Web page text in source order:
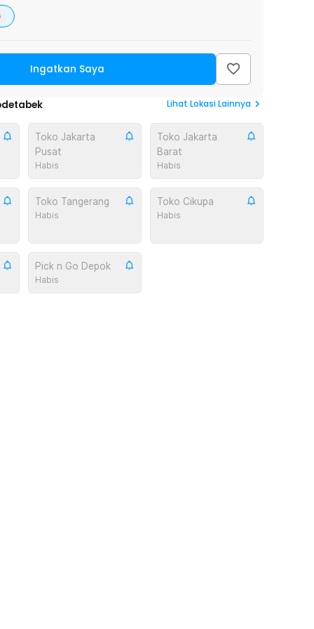
Ingatkan Saya
Lihat Lokasi Lainnya
Toko Jakarta
Pusat
Habis
Toko Jakarta
Barat
Habis
Toko Tangerang
Habis
Toko Cikupa
Habis
Pick n Go Depok
Habis